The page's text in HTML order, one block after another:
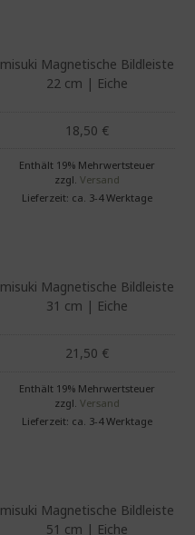
misuki Magnetische Bildleiste
22 cm | Eiche
18,50 €
Enthält 19% Mehrwertsteuer
zzgl. Versand
Lieferzeit: ca. 3-4 Werktage
misuki Magnetische Bildleiste
31 cm | Eiche
21,50 €
Enthält 19% Mehrwertsteuer
zzgl. Versand
Lieferzeit: ca. 3-4 Werktage
misuki Magnetische Bildleiste
51 cm | Eiche